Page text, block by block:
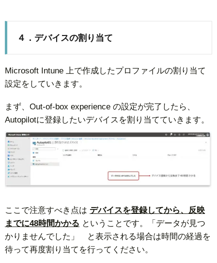
４．デバイスの割り当て
Microsoft Intune 上で作成したプロファイルの割り当て
設定をしていきます。
まず、Out-of-box experience の設定が完了したら、
Autopilotに登録したいデバイスを割り当てていきます。
ここで注意すべき点は デバイスを登録してから、反映
までに48時間かかる ということです。「データが見つ
かりませんでした」 と表示される場合は時間の経過を
待って再度割り当てを行ってください。